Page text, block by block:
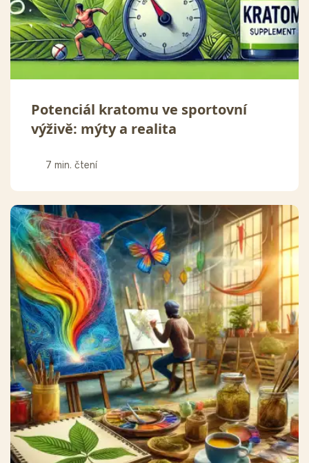
Potenciál kratomu ve sportovní
výživě: mýty a realita
7 min. čtení